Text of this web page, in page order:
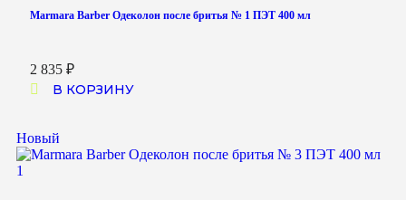
Marmara Barber Одеколон после бритья № 1 ПЭТ 400 мл
2 835 ₽
В КОРЗИНУ
Новый